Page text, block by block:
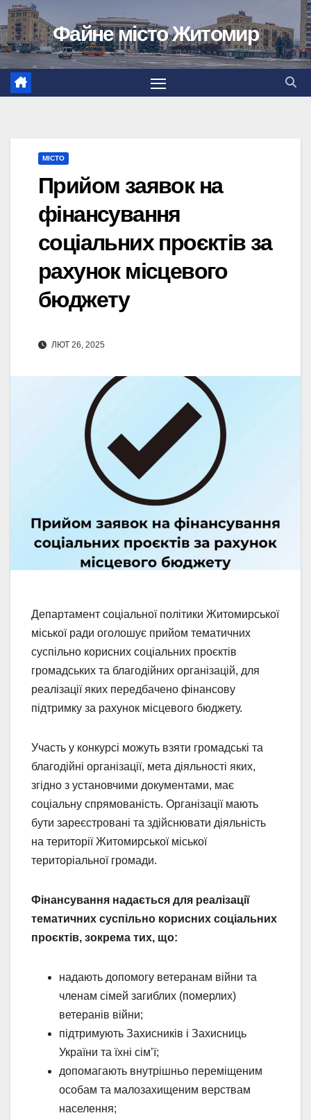
Перейти
до
вмісту
Файне місто Житомир
МІСТО
Прийом заявок на
фінансування
соціальних проєктів за
рахунок місцевого
бюджету
ЛЮТ 26, 2025
Департамент соціальної політики Житомирської
міської ради оголошує прийом тематичних
суспільно корисних соціальних проєктів
громадських та благодійних організацій, для
реалізації яких передбачено фінансову
підтримку за рахунок місцевого бюджету.
Участь у конкурсі можуть взяти громадські та
благодійні організації, мета діяльності яких,
згідно з установчими документами, має
соціальну спрямованість. Організації мають
бути зареєстровані та здійснювати діяльність
на території Житомирської міської
територіальної громади.
Фінансування надається для реалізації
тематичних суспільно корисних соціальних
проєктів, зокрема тих, що:
надають допомогу ветеранам війни та
членам сімей загиблих (померлих)
ветеранів війни;
підтримують Захисників і Захисниць
України та їхні сім’ї;
допомагають внутрішньо переміщеним
особам та малозахищеним верствам
населення;